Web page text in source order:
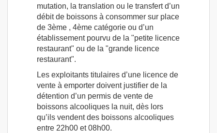
mutation, la translation ou le transfert d’un
débit de boissons à consommer sur place
de 3ème , 4ème catégorie ou d’un
établissement pourvu de la "petite licence
restaurant" ou de la "grande licence
restaurant".
Les exploitants titulaires d’une licence de
vente à emporter doivent justifier de la
détention d’un permis de vente de
boissons alcooliques la nuit, dès lors
qu’ils vendent des boissons alcooliques
entre 22h00 et 08h00.